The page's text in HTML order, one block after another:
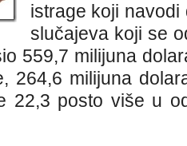
istrage koji
slučajeva koji se
559,7 milijuna
264,6 milijuna
22,3 posto više u